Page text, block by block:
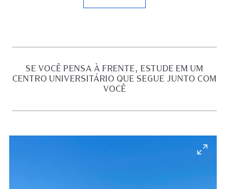
SE VOCÊ PENSA À FRENTE, ESTUDE EM UM
CENTRO UNIVERSITÁRIO QUE SEGUE JUNTO COM
VOCÊ